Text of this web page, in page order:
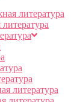
литература
литература